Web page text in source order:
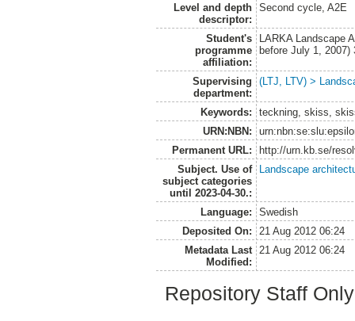
Level and depth
descriptor:
Second cycle, A2E
Student's
programme
affiliation:
LARKA Landscape
before July 1, 2007)
Supervising
department:
(LTJ, LTV) >
Keywords:
teckning, skiss,
URN:NBN:
Permanent URL:
http://urn.kb.se/
Subject. Use of
subject categories
until 2023-04-30.:
Landscape
Language:
Swedish
Deposited On:
21 Aug 2012 06:24
Metadata Last
Modified:
21 Aug 2012 06:24
Repository Staff